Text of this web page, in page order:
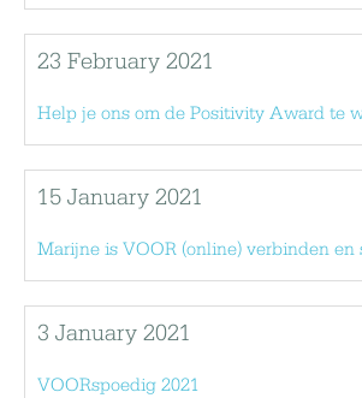
23 February 2021
Help je ons om de Positivity Award te
15 January 2021
Marijne is VOOR (online) verbinden en
3 January 2021
VOORspoedig 2021